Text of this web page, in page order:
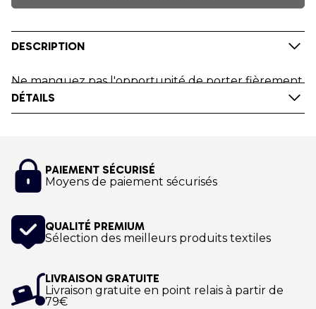
DESCRIPTION
Ne manquez pas l'opportunité de porter fièrement
les couleurs du Nordic Walking World Youth
Academy. Affirmez votre passion pour le club sans
Impression numérique.
DÉTAILS
PAIEMENT SÉCURISÉ
Moyens de paiement sécurisés
QUALITÉ PREMIUM
Sélection des meilleurs produits textiles
LIVRAISON GRATUITE
Livraison gratuite en point relais à partir de
79€